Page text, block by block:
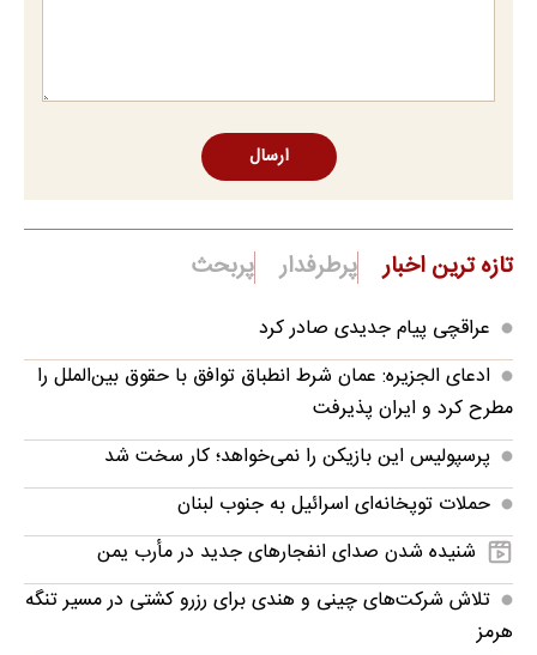
ارسال
تازه ترین اخبار پرطرفدار پربحث
عراقچی پیام جدیدی صادر کرد
ادعای الجزیره: عمان شرط انطباق توافق با حقوق بین‌الملل را
مطرح کرد و ایران پذیرفت
پرسپولیس این بازیکن را نمی‌خواهد؛ کار سخت شد
حملات توپخانه‌ای اسرائیل به جنوب لبنان
شنیده شدن صدای انفجارهای جدید در مأرب یمن
تلاش شرکت‌های چینی و هندی برای رزرو کشتی در مسیر تنگه
هرمز